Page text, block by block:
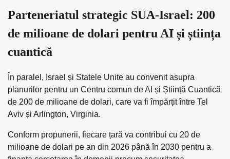
Parteneriatul strategic SUA-Israel: 200
de milioane de dolari pentru AI și știința
cuantică
În paralel, Israel și Statele Unite au convenit asupra
planurilor pentru un Centru comun de AI și Știință Cuantică
de 200 de milioane de dolari, care va fi împărțit între Tel
Aviv și Arlington, Virginia.
Conform propunerii, fiecare țară va contribui cu 20 de
milioane de dolari pe an din 2026 până în 2030 pentru a